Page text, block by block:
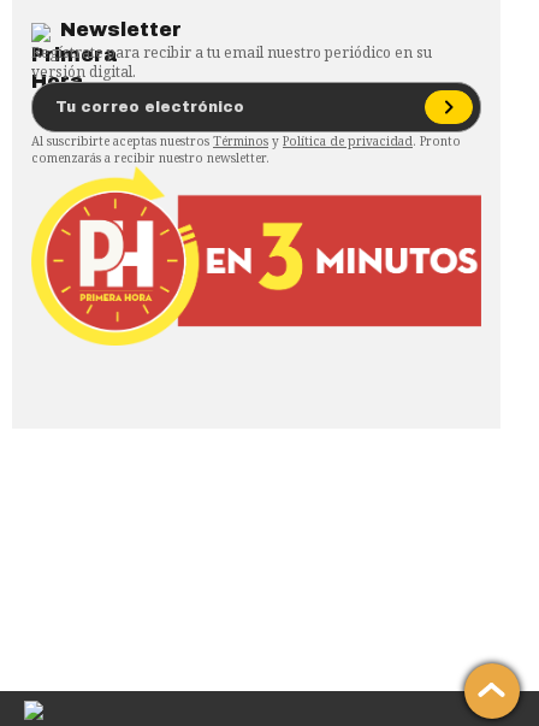
Newsletter
Regístrate para recibir a tu email nuestro periódico en su
versión digital.
Al suscribirte aceptas nuestros Términos y Política de privacidad. Pronto
comenzarás a recibir nuestro newsletter.